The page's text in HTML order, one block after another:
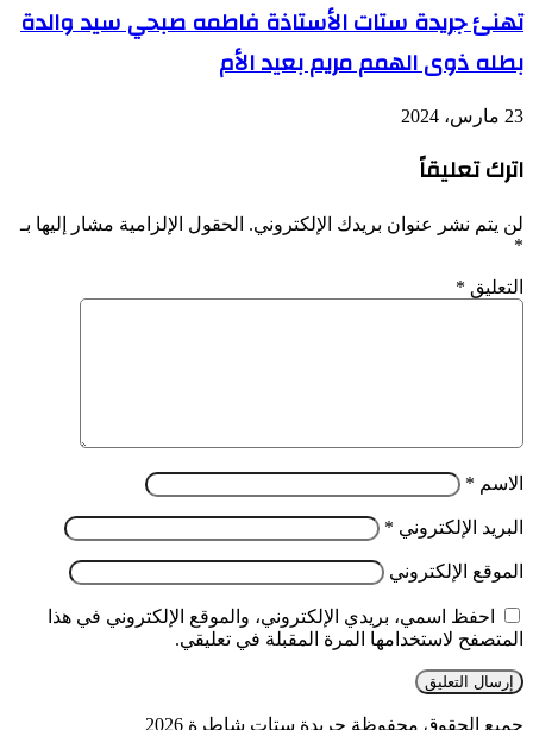
تهنئ جريدة ستات الأستاذة فاطمه صبحي سيد والدة
بطله ذوى الهمم مريم بعيد الأم
23 مارس، 2024
اترك تعليقاً
لن يتم نشر عنوان بريدك الإلكتروني. الحقول الإلزامية مشار إليها بـ
*
التعليق *
الاسم *
البريد الإلكتروني *
الموقع الإلكتروني
احفظ اسمي، بريدي الإلكتروني، والموقع الإلكتروني في هذا
المتصفح لاستخدامها المرة المقبلة في تعليقي.
جميع الحقوق محفوظة جريدة ستات شاطرة 2026